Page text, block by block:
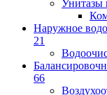
Унитазы
Наружное
21
66